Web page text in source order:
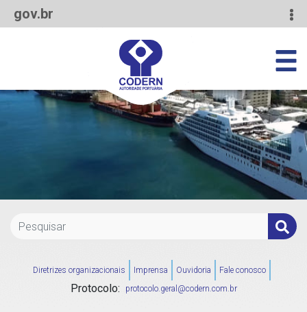
gov.br
Diretrizes organizacionais Imprensa Ouvidoria Fale conosco
Protocolo: protocolo.geral@codern.com.br